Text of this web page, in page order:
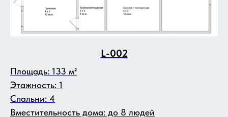
L-002
Площадь: 133 м²
Этажность: 1
Спальни: 4
Вместительность дома: до 8 людей